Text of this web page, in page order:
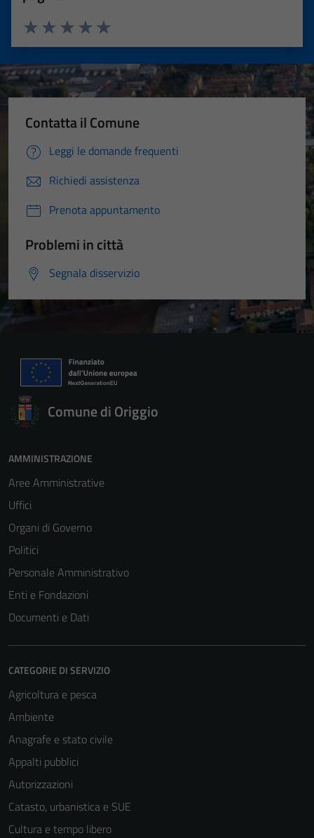
Valuta 5 stelle su 5
Valuta 4 stelle su 5
Valuta 3 stelle su 5
Valuta 2 stelle su 5
Valuta 1 stelle su 5
Contatta il Comune
Leggi le domande frequenti
Richiedi assistenza
Prenota appuntamento
Problemi in città
Segnala disservizio
Comune di Origgio
AMMINISTRAZIONE
Aree Amministrative
Uffici
Organi di Governo
Politici
Personale Amministrativo
Enti e Fondazioni
Documenti e Dati
CATEGORIE DI SERVIZIO
Agricoltura e pesca
Ambiente
Anagrafe e stato civile
Appalti pubblici
Autorizzazioni
Catasto, urbanistica e SUE
Cultura e tempo libero